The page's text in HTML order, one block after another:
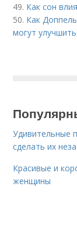
49. Как сон
50. Как
могут
Удивительные
сделать их
Красивые и
женщины